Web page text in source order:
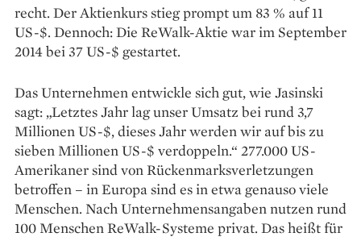
recht. Der Aktienkurs stieg prompt um 83 % auf 11
US-$. Dennoch: Die ReWalk-Aktie war im September
2014 bei 37 US-$ gestartet.
Das Unternehmen entwickle sich gut, wie Jasinski
sagt: „Letztes Jahr lag unser Umsatz bei rund 3,7
Millionen US-$, dieses Jahr werden wir auf bis zu
sieben Millionen US-$ verdoppeln.“ 277.000 US-
Amerikaner sind von Rückenmarksverletzungen
betroffen – in Europa sind es in etwa genauso viele
Menschen. Nach Unternehmensangaben nutzen rund
100 Menschen ReWalk-Systeme privat. Das heißt für